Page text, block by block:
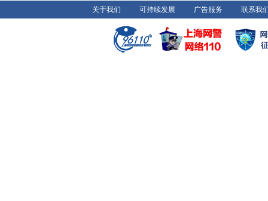
关于我们 可持续发展 广告服务 联系我